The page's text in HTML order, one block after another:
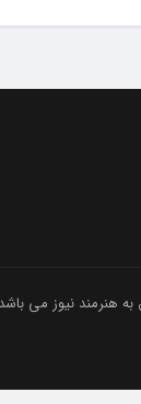
هنرمند نیوز می باشد